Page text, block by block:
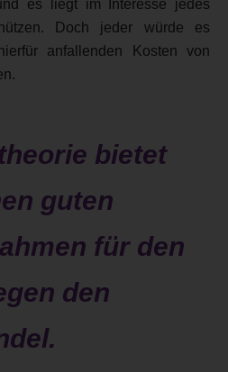
es liegt im Interesse jedes
Doch jeder würde es
anfallenden Kosten von
bietet
guten
für den
den